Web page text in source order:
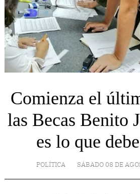
Comienza el
las Becas Benito
es lo que
POLÍTICA SÁBADO 08 DE